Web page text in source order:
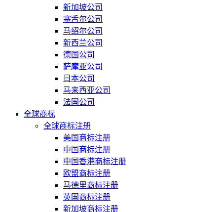
新加坡公司
塞舌尔公司
马绍尔公司
新西兰公司
德国公司
萨摩亚公司
日本公司
马来西亚公司
法国公司
全球商标
全球商标注册
美国商标注册
中国商标注册
中国香港商标注册
欧盟商标注册
马德里商标注册
英国商标注册
新加坡商标注册